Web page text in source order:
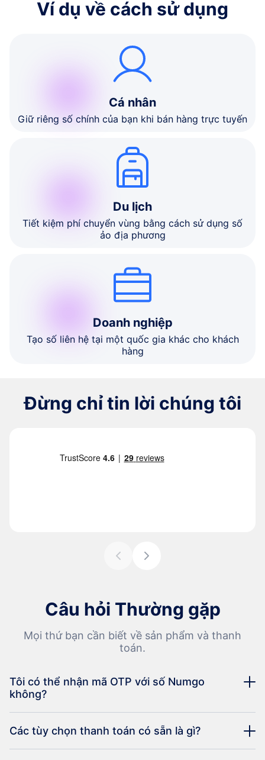
Ví dụ về cách sử dụng
Cá nhân
Giữ riêng số chính của bạn khi bán hàng trực tuyến
Du lịch
Tiết kiệm phí chuyển vùng bằng cách sử dụng số
ảo địa phương
Doanh nghiệp
Tạo số liên hệ tại một quốc gia khác cho khách
hàng
Đừng chỉ tin lời chúng tôi
Câu hỏi Thường gặp
Mọi thứ bạn cần biết về sản phẩm và thanh
toán.
Tôi có thể nhận mã OTP với số Numgo
không?
Các tùy chọn thanh toán có sẵn là gì?